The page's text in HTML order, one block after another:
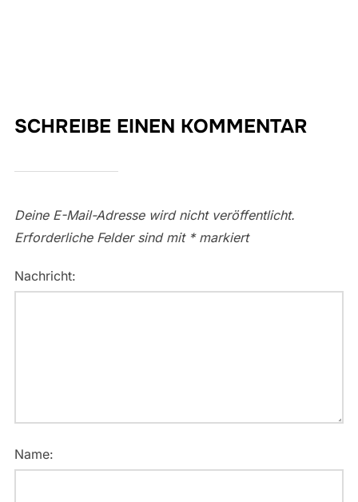
SCHREIBE EINEN KOMMENTAR
Deine E-Mail-Adresse wird nicht veröffentlicht.
Erforderliche Felder sind mit *markiert
Nachricht:
Name: